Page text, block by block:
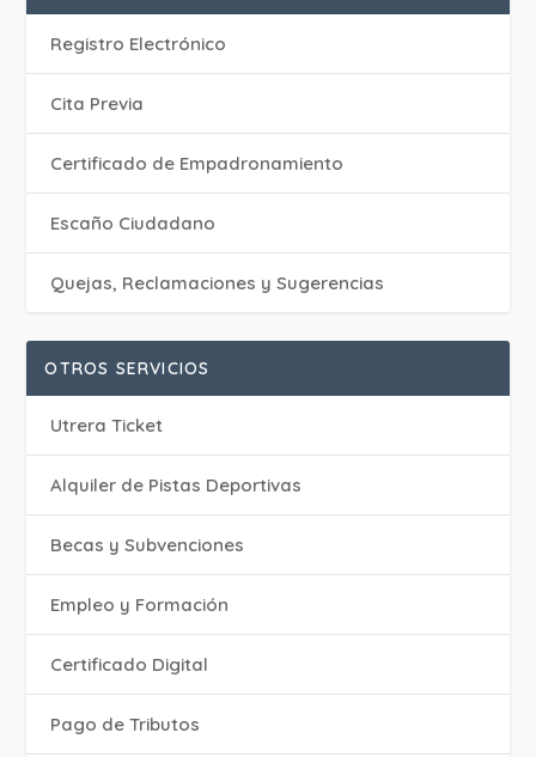
Registro Electrónico
Cita Previa
Certificado de Empadronamiento
Escaño Ciudadano
Quejas, Reclamaciones y Sugerencias
OTROS SERVICIOS
Utrera Ticket
Alquiler de Pistas Deportivas
Becas y Subvenciones
Empleo y Formación
Certificado Digital
Pago de Tributos